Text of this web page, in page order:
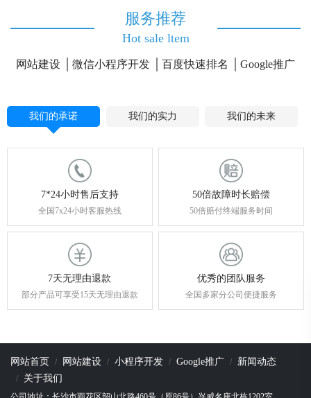
服务推荐
Hot sale ltem
网站建设 微信小程序开发 百度快速排名 Google推广
我们的承诺 我们的实力 我们的未来
7*24小时售后支持
全国7x24小时客服热线
50倍故障时长赔偿
50倍赔付终端服务时间
7天无理由退款
部分产品可享受15天无理由退款
优秀的团队服务
全国多家分公司便捷服务
网站首页 网站建设 小程序开发 Google推广
新闻动态
关于我们